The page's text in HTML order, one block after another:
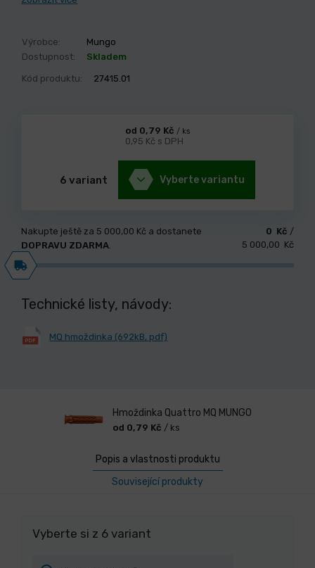
Výrobce:
Mungo
Dostupnost:
Skladem
Kód produktu: 27415.01
od 0,79 Kč / ks
0,95 Kč s DPH
6 variant Vyberte variantu
Nakupte ještě za 5 000,00 Kč a dostanete
DOPRAVU ZDARMA.
0 Kč /
5 000,00 Kč
Technické listy, návody:
MQ hmoždinka (692kB, pdf)
Hmoždinka Quattro MQ MUNGO
od 0,79 Kč / ks
Popis a vlastnosti produktu
Související produkty
Vyberte si z 6 variant